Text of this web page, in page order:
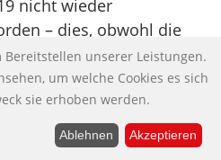
nicht wieder
– dies, obwohl die
Putschregime den
der klaren
Putschisten setzt Berlin
des
Arce – obwohl es gebilligt
Bereitstellen unserer Leistungen.
um welche Cookies es sich
sie erhoben werden.
Ablehnen Akzeptieren